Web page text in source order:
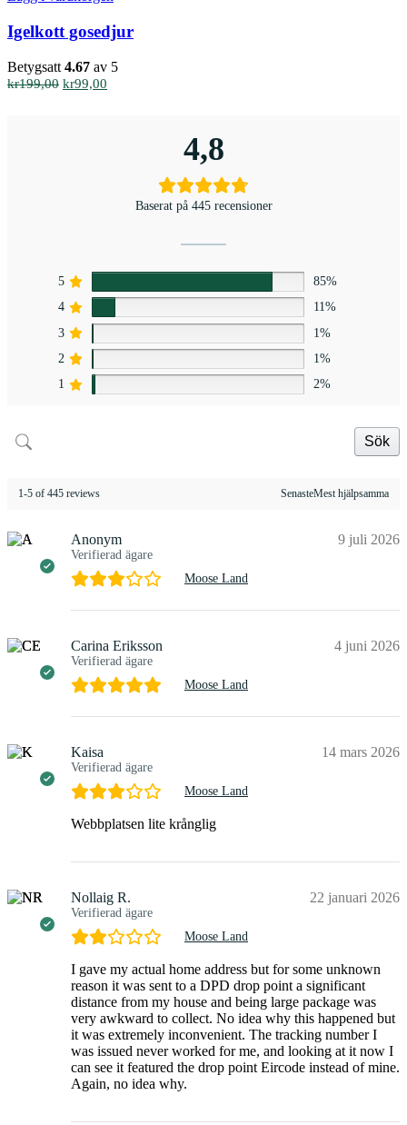
Igelkott gosedjur
Betygsatt 4.67 av 5
kr199,00 Det
kr99,00
4,8
Baserat på 445 recensioner
5
85%
4
11%
3
1%
2
1%
1
2%
Sök
1-5 of 445 reviews SenasteMest hjälpsamma
Anonym
Verifierad ägare
9 juli 2026
Moose Land
Carina Eriksson
Verifierad ägare
4 juni 2026
Moose Land
Kaisa
Verifierad ägare
14 mars 2026
Moose Land
Webbplatsen lite krånglig
Nollaig R.
Verifierad ägare
22 januari 2026
Moose Land
I gave my actual home address but for some unknown
reason it was sent to a DPD drop point a significant
distance from my house and being large package was
very awkward to collect. No idea why this happened but
it was extremely inconvenient. The tracking number I
was issued never worked for me, and looking at it now I
can see it featured the drop point Eircode instead of mine.
Again, no idea why.